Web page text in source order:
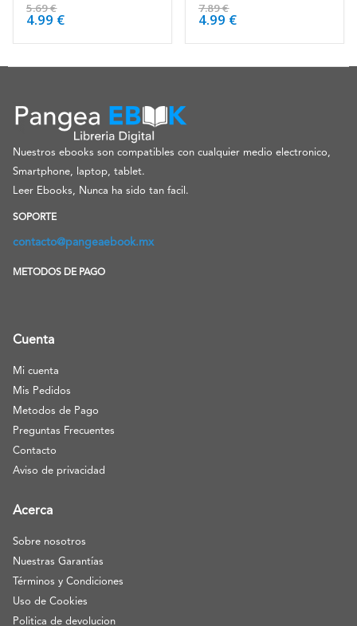
5.69€
4.99 €
7.89€
4.99 €
Nuestros ebooks son compatibles con cualquier medio electronico,
Smartphone, laptop, tablet.
Leer Ebooks, Nunca ha sido tan facil.
SOPORTE
contacto@pangeaebook.mx
METODOS DE PAGO
Cuenta
Mi cuenta
Mis Pedidos
Metodos de Pago
Preguntas Frecuentes
Contacto
Aviso de privacidad
Acerca
Sobre nosotros
Nuestras Garantías
Términos y Condiciones
Uso de Cookies
Politica de devolucion